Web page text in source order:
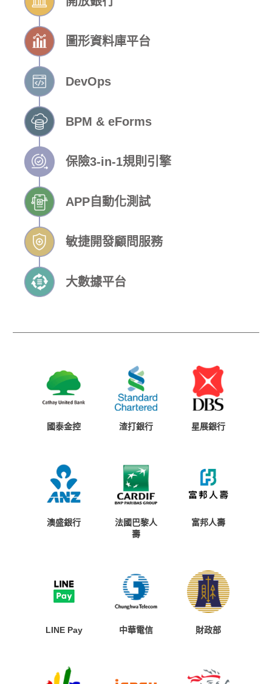
圖形資料庫平台
DevOps
BPM & eForms
保險3-in-1規則引擎
APP自動化測試
敏捷開發顧問服務
大數據平台
國泰金控 渣打銀行 星展銀行
澳盛銀行
法國巴黎人
壽
富邦人壽
LINE Pay 中華電信 財政部